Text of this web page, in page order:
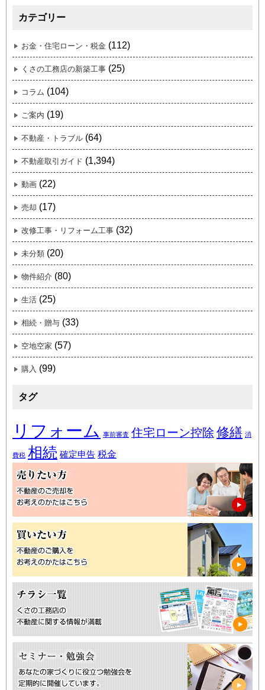
カテゴリー
お金・住宅ローン・税金 (112)
くさの工務店の新築工事 (25)
コラム (104)
ご案内 (19)
不動産・トラブル (64)
不動産取引ガイド (1,394)
動画 (22)
売却 (17)
改修工事・リフォーム工事 (32)
未分類 (20)
物件紹介 (80)
生活 (25)
相続・贈与 (33)
空地空家 (57)
購入 (99)
タグ
リフォーム 事前審査 住宅ローン控除 修繕 消
費税 相続 確定申告 税金